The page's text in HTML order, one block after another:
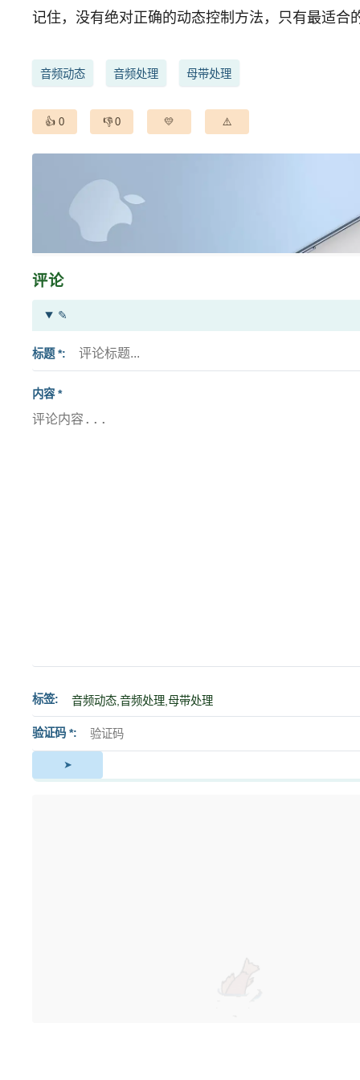
记住，没有绝对正确的动态控制方法，只有最适
音频动态 音频处理 母带处理
0 0
评论
✎
标题 *
内容 *
标签
验证码 *